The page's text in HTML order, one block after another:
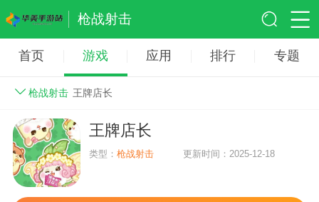
枪战射击
首页 游戏 应用 排行 专题
枪战射击 王牌店长
王牌店长
类型：枪战射击 更新时间：2025-12-18